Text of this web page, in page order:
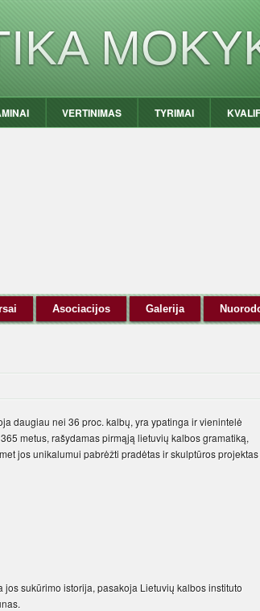
VERTINIMAS TYRIMAI
Asociacijos Galerija
daugiau nei 36 proc. kalbų, yra ypatinga ir vienintelė
metus, rašydamas pirmąją lietuvių kalbos gramatiką,
jos unikalumui pabrėžti pradėtas ir skulptūros
sukūrimo istorija, pasakoja Lietuvių kalbos instituto